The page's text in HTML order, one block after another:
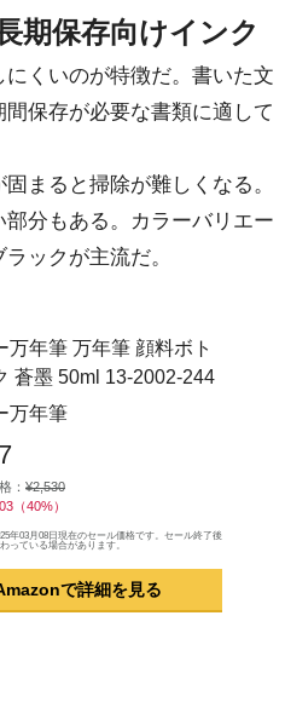
期保存向けインク
くいのが特徴だ。書いた文
保存が必要な書類に適して
まると掃除が難しくなる。
分もある。カラーバリエー
ックが主流だ。
万年筆 万年筆 顔料ボト
蒼墨 50ml 13-2002-244
万年筆
： ¥2,530
（40%）
年03月08日現在のセール価格です。セール終了後
っている場合があります。
で詳細を見る